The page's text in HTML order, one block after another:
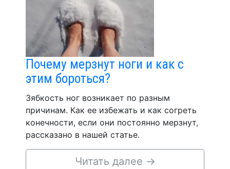
Почему мерзнут ноги и как с
этим бороться?
Зябкость ног возникает по разным
причинам. Как ее избежать и как согреть
конечности, если они постоянно мерзнут,
рассказано в нашей статье.
Читать далее →